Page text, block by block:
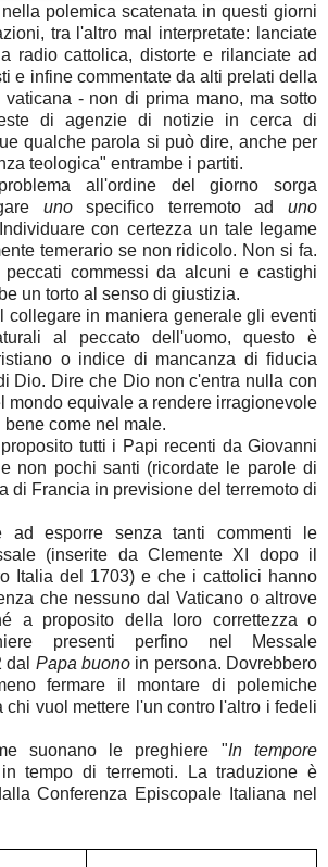
polemica scatenata in questi giorni
tra l'altro mal interpretate: lanciate
radio cattolica, distorte e rilanciate ad
e infine commentate da alti prelati della
vaticana - non di prima mano, ma sotto
di agenzie di notizie in cerca di
qualche parola si può dire, anche per
teologica" entrambe i partiti.
all'ordine del giorno sorga
unospecifico terremoto aduno
con certezza un tale legame
temerario se non ridicolo. Non si fa.
commessi da alcuni e castighi
un torto al senso di giustizia.
collegare in maniera generale gli eventi
al peccato dell'uomo, questo è
o indice di mancanza di fiducia
Dio. Dire che Dio non c'entra nulla con
mondo equivale a rendere irragionevole
come nel male.
tutti i Papi recenti da Giovanni
non pochi santi (ricordate le parole di
di Francia in previsione del terremoto di
ad esporre senza tanti commenti le
(inserite da Clemente XI dopo il
Italia del 1703) e che i cattolici hanno
che nessuno dal Vaticano o altrove
a proposito della loro correttezza o
presenti perfino nel Messale
dal Papa buono in persona. Dovrebbero
fermare il montare di polemiche
chi vuol mettere l'un contro l'altro i fedeli
suonano le preghiere "In tempore
tempo di terremoti. La traduzione è
Conferenza Episcopale Italiana nel